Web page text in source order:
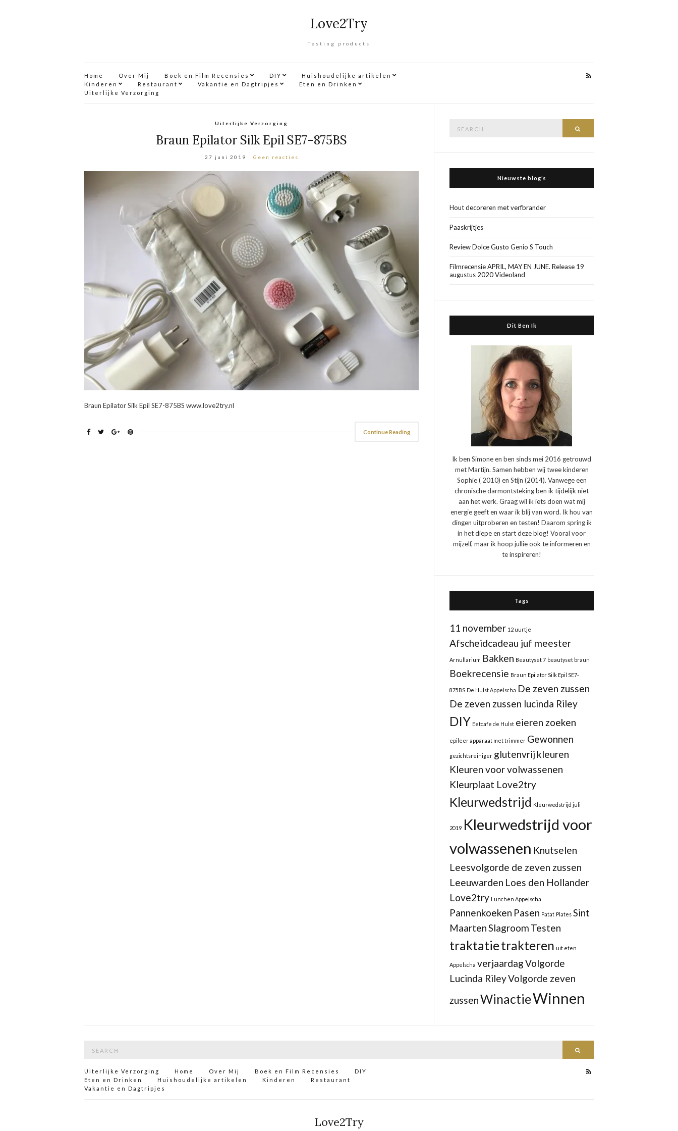
Love2Try
Testing products
Home Over Mij Boek en Film Recensies DIY
Huishoudelijke artikelen
Kinderen
Restaurant Vakantie en Dagtripjes
Eten en Drinken
Uiterlijke Verzorging
Uiterlijke Verzorging
Braun Epilator Silk Epil SE7-875BS
27 juni 2019 Geen reacties
Braun Epilator Silk Epil SE7-875BS www.love2try.nl
Continue Reading
Nieuwste blog’s
Hout decoreren met verfbrander
Paaskrijtjes
Review Dolce Gusto Genio S Touch
Filmrecensie APRIL, MAY EN JUNE. Release 19
augustus 2020 Videoland
Dit Ben Ik
Ik ben Simone en ben sinds mei 2016 getrouwd
met Martijn. Samen hebben wij twee kinderen
Sophie ( 2010) en Stijn (2014). Vanwege een
chronische darmontsteking ben ik tijdelijk niet
aan het werk. Graag wil ik iets doen wat mij
energie geeft en waar ik blij van word. Ik hou van
dingen uitproberen en testen! Daarom spring ik
in het diepe en start deze blog! Vooral voor
mijzelf, maar ik hoop jullie ook te informeren en
te inspireren!
Tags
11 november 12 uurtje
Afscheidcadeau juf meester
Arnullarium Bakken Beautyset 7 beautyset braun
Boekrecensie Braun Epilator Silk Epil SE7-
875BS De Hulst Appelscha De zeven zussen
De zeven zussen lucinda Riley
DIY Eetcafe de Hulst eieren zoeken
epileer apparaat met trimmer Gewonnen
gezichtsreiniger glutenvrij kleuren
Kleuren voor volwassenen
Kleurplaat Love2try
Kleurwedstrijd Kleurwedstrijd juli
2019 Kleurwedstrijd voor
volwassenen Knutselen
Leesvolgorde de zeven zussen
Leeuwarden Loes den Hollander
Love2try Lunchen Appelscha
Pannenkoeken Pasen Patat Plates Sint
MaartenSlagroom Testen
traktatietrakteren uit eten
Appelscha verjaardagVolgorde
Lucinda RileyVolgorde zeven
zussenWinactieWinnen
Uiterlijke Verzorging Home Over Mij Boek en Film Recensies
DIY
Eten en Drinken
Huishoudelijke artikelen Kinderen
Restaurant
Vakantie en Dagtripjes
Love2Try